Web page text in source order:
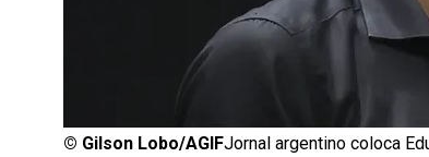
© Gilson Lobo/AGIFJornal argentino coloca